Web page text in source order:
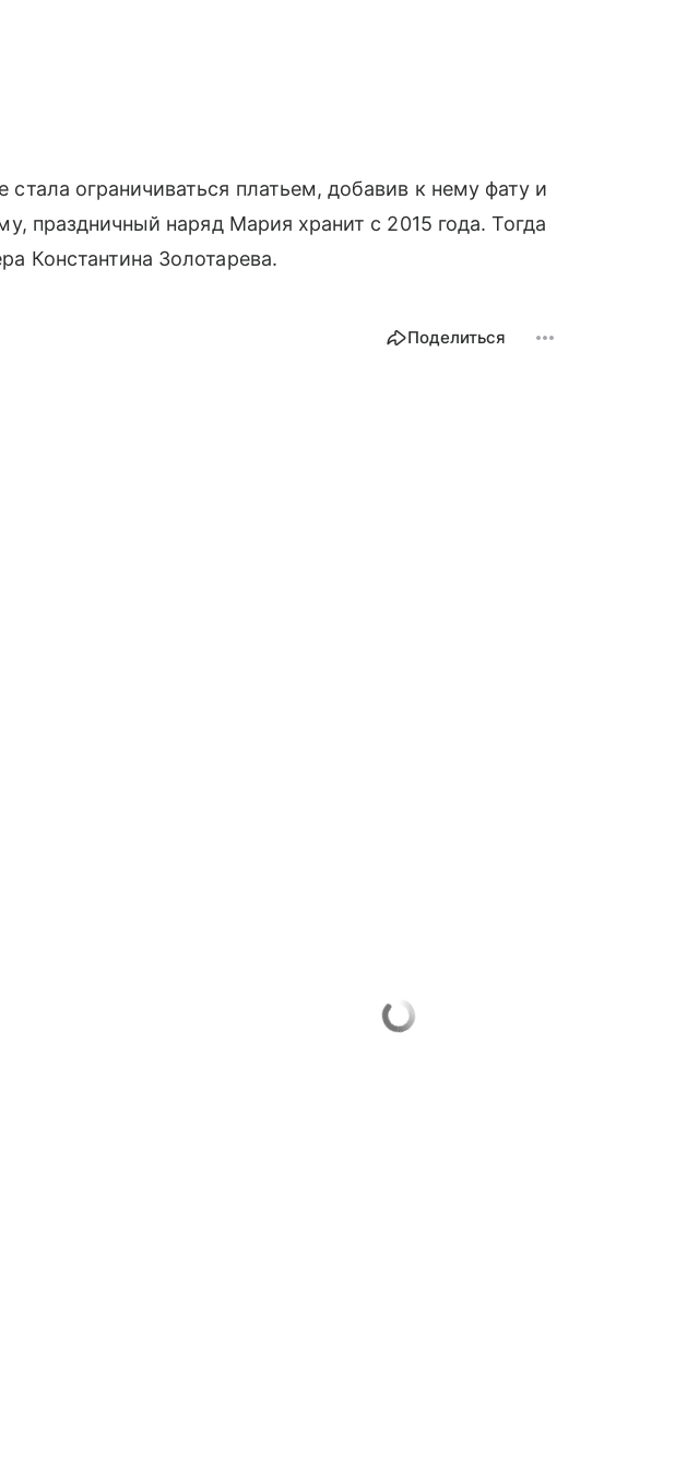
стала ограничиваться платьем, добавив к нему фату и
праздничный наряд Мария хранит с 2015 года. Тогда
Константина Золотарева.
Поделиться